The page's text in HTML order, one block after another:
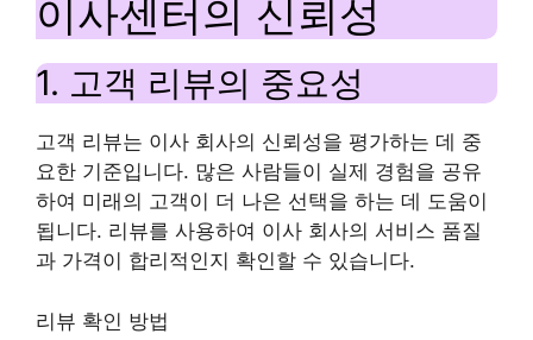
이사센터의 신뢰성
1. 고객 리뷰의 중요성
고객 리뷰는 이사 회사의 신뢰성을 평가하는 데 중
요한 기준입니다. 많은 사람들이 실제 경험을 공유
하여 미래의 고객이 더 나은 선택을 하는 데 도움이
됩니다. 리뷰를 사용하여 이사 회사의 서비스 품질
과 가격이 합리적인지 확인할 수 있습니다.
리뷰 확인 방법